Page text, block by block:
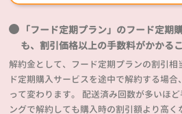
「フード定期プラン」のフード定期
も、割引価格以上の手数料がかかる
解約金として、フード定期プランの割引
ド定期購入サービスを途中で解約する場
って変わります。 配送済み回数が多いほ
ングで解約しても購入時の割引額より高く